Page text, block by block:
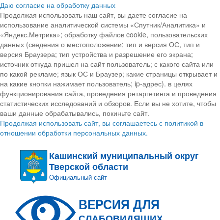
Даю согласие на обработку данных
Продолжая использовать наш сайт, вы даете согласие на
использование аналитической системы «Спутник/Аналитика» и
«Яндекс.Метрика»; обработку файлов cookie, пользовательских
данных (сведения о местоположении; тип и версия ОС, тип и
версия Браузера; тип устройства и разрешение его экрана;
источник откуда пришел на сайт пользователь; с какого сайта или
по какой рекламе; язык ОС и Браузер; какие страницы открывает и
на какие кнопки нажимает пользователь; ip-адрес). в целях
функционирования сайта, проведения ретаргетинга и проведения
статистических исследований и обзоров. Если вы не хотите, чтобы
ваши данные обрабатывались, покиньте сайт.
Продолжая использовать сайт, вы соглашаетесь с политикой в
отношении обработки персональных данных.